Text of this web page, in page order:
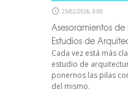
25/02/2026, 9:00
Asesoramientos de
Estudios de
Cada vez está más
estudio de
ponernos las pilas
del mismo.